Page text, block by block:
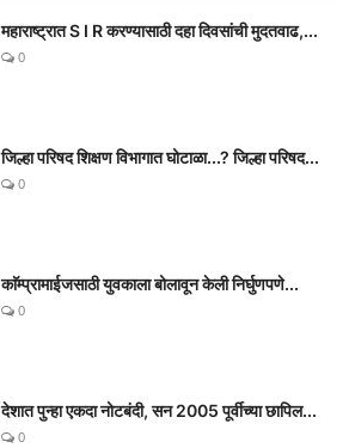
महाराष्ट्रात S I R करण्यासाठी दहा दिवसांची मुदतवाढ,...
0
जिल्हा परिषद शिक्षण विभागात घोटाळा...? जिल्हा परिषद...
0
काॅम्प्रामाईजसाठी युवकाला बोलावून केली निर्घुणपणे...
0
देशात पुन्हा एकदा नोटबंदी, सन 2005 पूर्वीच्या छापिल...
0